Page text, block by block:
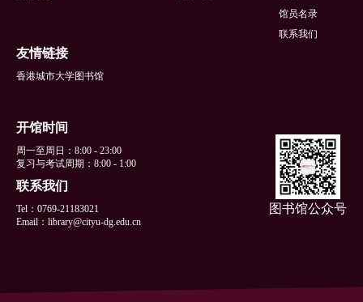
馆员名录
联系我们
友情链接
香港城市大学图书馆
开馆时间
周一至周日：8:00 - 23:00
复习与考试周期：8:00 - 1:00
联系我们
Tel：0769-21183021
Email：library@cityu-dg.edu.cn
图书馆公众号